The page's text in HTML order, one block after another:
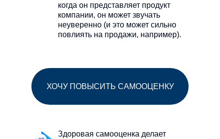
когда он представляет продукт
компании, он может звучать
неуверенно (и это может сильно
повлиять на продажи, например).
Здоровая самооценка делает
ХОЧУ ПОВЫСИТЬ САМООЦЕНКУ